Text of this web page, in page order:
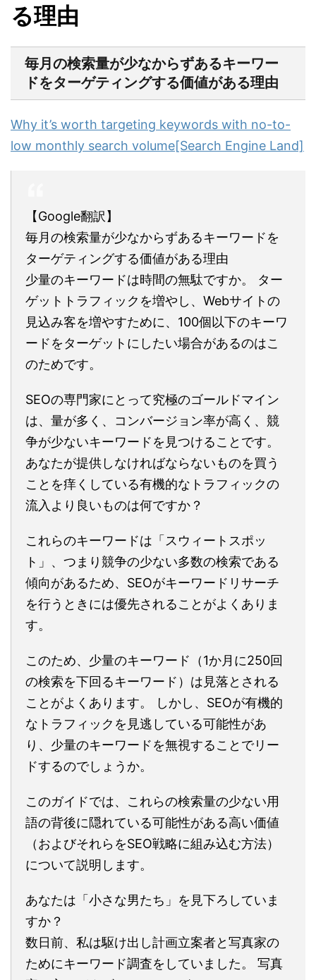
る理由
毎月の検索量が少なからずあるキーワー
ドをターゲティングする価値がある理由
Why it’s worth targeting keywords with no-to-
low monthly search volume[Search Engine Land]
【Google翻訳】
毎月の検索量が少なからずあるキーワードを
ターゲティングする価値がある理由
少量のキーワードは時間の無駄ですか。 ター
ゲットトラフィックを増やし、Webサイトの
見込み客を増やすために、100個以下のキーワ
ードをターゲットにしたい場合があるのはこ
のためです。
SEOの専門家にとって究極のゴールドマイン
は、量が多く、コンバージョン率が高く、競
争が少ないキーワードを見つけることです。
あなたが提供しなければならないものを買う
ことを痒くしている有機的なトラフィックの
流入より良いものは何ですか？
これらのキーワードは「スウィートスポッ
ト」、つまり競争の少ない多数の検索である
傾向があるため、SEOがキーワードリサーチ
を行うときには優先されることがよくありま
す。
このため、少量のキーワード（1か月に250回
の検索を下回るキーワード）は見落とされる
ことがよくあります。 しかし、SEOが有機的
なトラフィックを見逃している可能性があ
り、少量のキーワードを無視することでリー
ドするのでしょうか。
このガイドでは、これらの検索量の少ない用
語の背後に隠れている可能性がある高い価値
（およびそれらをSEO戦略に組み込む方法）
について説明します。
あなたは「小さな男たち」を見下ろしていま
すか？
数日前、私は駆け出し計画立案者と写真家の
ためにキーワード調査をしていました。 写真